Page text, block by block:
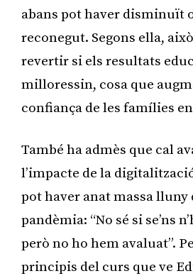
abans pot haver disminuït
reconegut. Segons ella,
revertir si els resultats
milloressin, cosa que
confiança de les famílies
També ha admès que cal
l’impacte de la
pot haver anat massa lluny
pandèmia: “No sé si se’ns
però no ho hem avaluat”.
principis del curs que ve